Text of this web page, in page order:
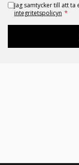
Jag samtycker till att
integritetspolicyn *